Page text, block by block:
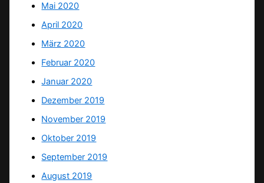
Mai 2020
April 2020
März 2020
Februar 2020
Januar 2020
Dezember 2019
November 2019
Oktober 2019
September 2019
August 2019